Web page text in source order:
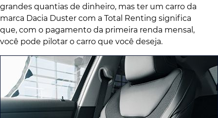
grandes quantias de dinheiro, mas ter um carro da
marca Dacia Duster com a Total Renting significa
que, com o pagamento da primeira renda mensal,
você pode pilotar o carro que você deseja.